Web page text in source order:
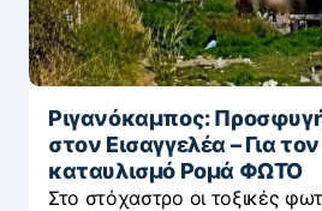
Ριγανόκαμπος:
στον Εισαγγελέα – Για
καταυλισμό Ρομά ΦΩΤΟ
Στο στόχαστρο οι τοξικές